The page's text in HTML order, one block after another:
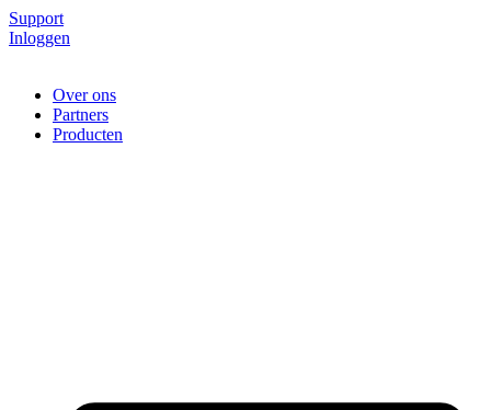
Support
Inloggen
Over ons
Partners
Producten